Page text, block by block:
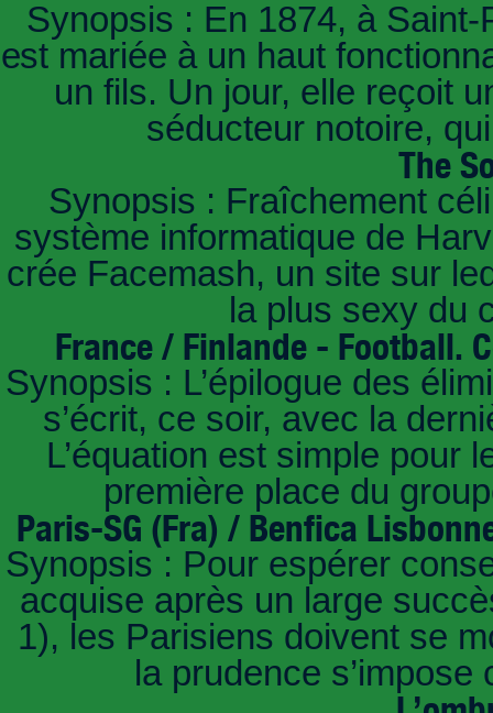
Synopsis : En 1874, à
est mariée à un haut
un fils. Un jour, elle reçoit
séducteur notoire,
The
Synopsis : Fraîchement
système informatique de
crée Facemash, un site sur
la plus sexy du
France / Finlande - Football.
Synopsis : L’épilogue des
s’écrit, ce soir, avec la
L’équation est simple pour
première place du
Paris-SG (Fra) / Benfica
Synopsis : Pour espérer
acquise après un large
1), les Parisiens doivent se
la prudence